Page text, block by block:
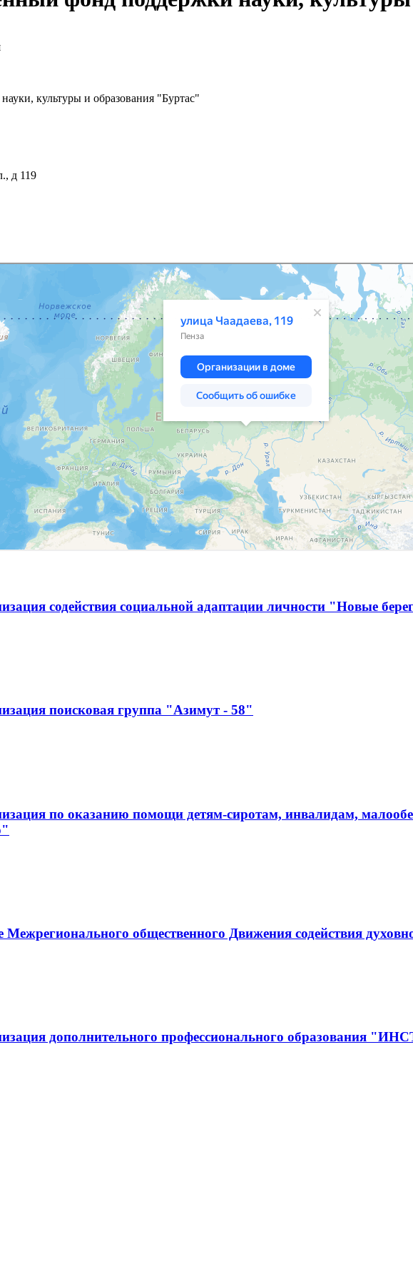
культуры и образования "Буртас"
д 119
содействия социальной адаптации личности "Новые
поисковая группа "Азимут - 58"
по оказанию помощи детям-сиротам, инвалидам,
Межрегионального общественного Движения содействия
дополнительного профессионального